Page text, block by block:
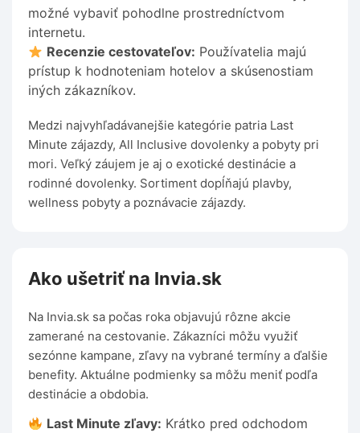
možné vybaviť pohodlne prostredníctvom
internetu.
Recenzie cestovateľov: Používatelia majú
prístup k hodnoteniam hotelov a skúsenostiam
iných zákazníkov.
Medzi najvyhľadávanejšie kategórie patria Last
Minute zájazdy, All Inclusive dovolenky a pobyty pri
mori. Veľký záujem je aj o exotické destinácie a
rodinné dovolenky. Sortiment dopĺňajú plavby,
wellness pobyty a poznávacie zájazdy.
Ako ušetriť na Invia.sk
Na Invia.sk sa počas roka objavujú rôzne akcie
zamerané na cestovanie. Zákazníci môžu využiť
sezónne kampane, zľavy na vybrané termíny a ďalšie
benefity. Aktuálne podmienky sa môžu meniť podľa
destinácie a obdobia.
Last Minute zľavy: Krátko pred odchodom